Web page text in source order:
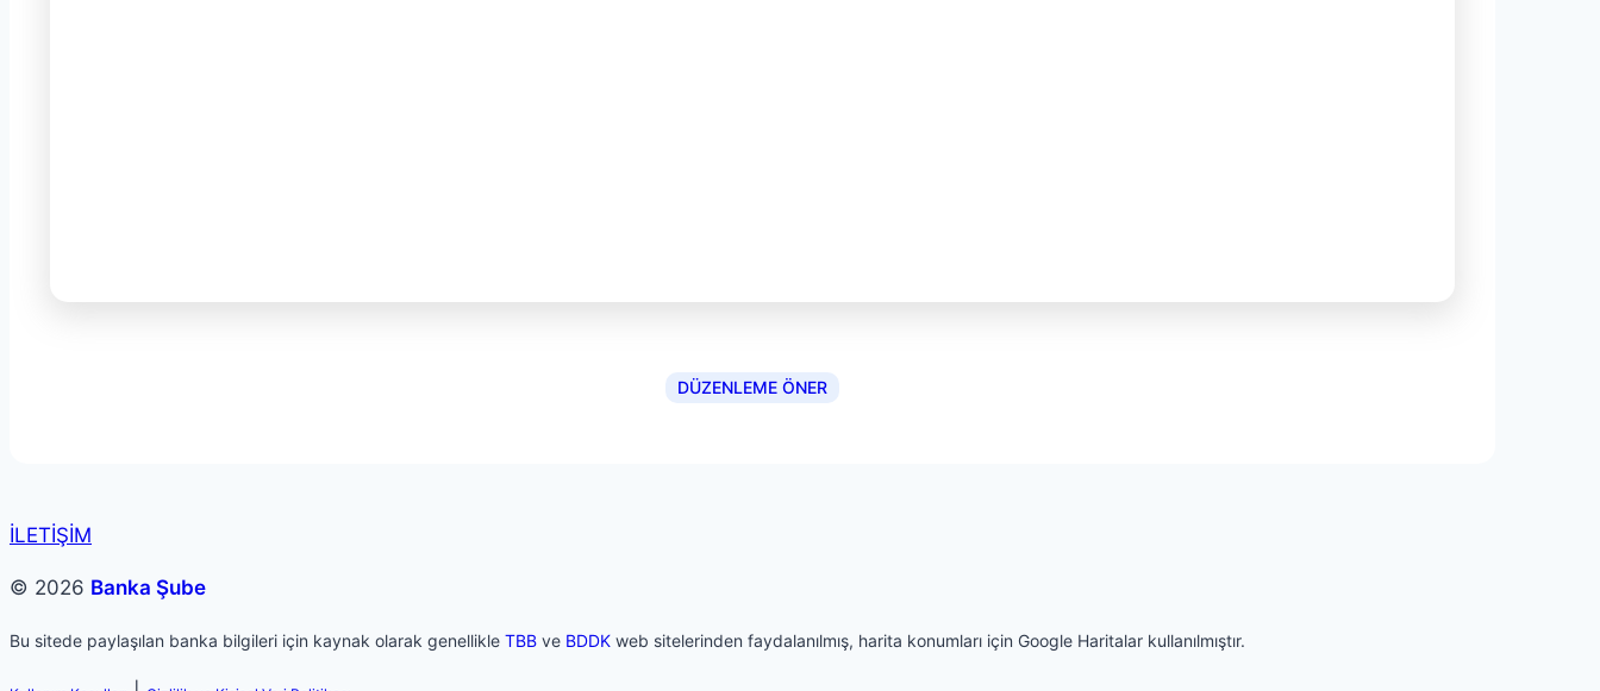
DÜZENLEME ÖNER
İLETİŞİM
© 2026 Banka Şube
Bu sitede paylaşılan banka bilgileri için kaynak olarak genellikle TBB ve BDDK web sitelerinden faydalanılmış, harita konumları için Google Haritalar kullanılmıştır.